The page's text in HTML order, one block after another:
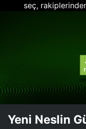
seç,
Yeni Neslin